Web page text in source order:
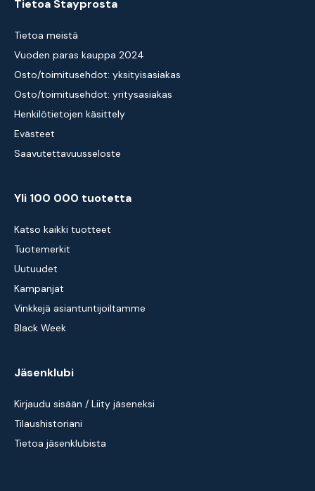
Tietoa Stayprosta
Tietoa meistä
Vuoden paras kauppa 2024
Osto/toimitusehdot: yksityisasiakas
Osto/toimitusehdot: yritysasiakas
Henkilötietojen käsittely
Evästeet
Saavutettavuusseloste
Yli 100 000 tuotetta
Katso kaikki tuotteet
Tuotemerkit
Uutuudet
Kampanjat
Vinkkejä asiantuntijoiltamme
Black Week
Jäsenklubi
Kirjaudu sisään / Liity jäseneksi
Tilaushistoriani
Tietoa jäsenklubista